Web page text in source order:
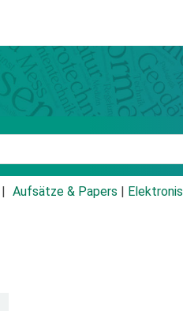
Aufsätze & Papers